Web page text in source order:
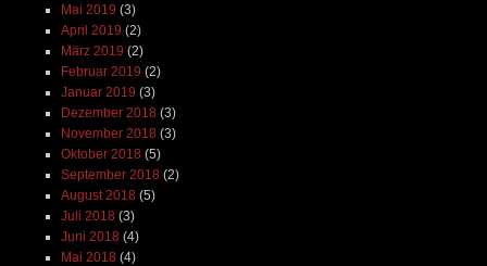
Mai 2019 (3)
April 2019 (2)
März 2019 (2)
Februar 2019 (2)
Januar 2019 (3)
Dezember 2018 (3)
November 2018 (3)
Oktober 2018 (5)
September 2018 (2)
August 2018 (5)
Juli 2018 (3)
Juni 2018 (4)
Mai 2018 (4)